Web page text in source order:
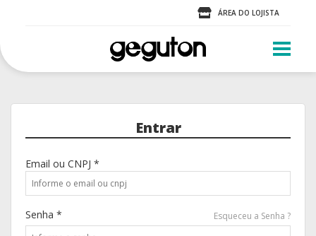
ÁREA DO LOJISTA
Entrar
Email ou CNPJ *
Senha * Esqueceu a Senha ?